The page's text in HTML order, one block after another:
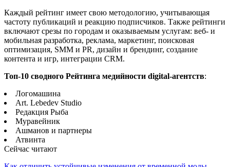
Каждый рейтинг имеет свою методологию, учитывающая
частоту публикаций и реакцию подписчиков. Также рейтинги
включают срезы по городам и оказываемым услугам: веб- и
мобильная разработка, реклама, маркетинг, поисковая
оптимизация, SMM и PR, дизайн и брендинг, создание
контента и игр, интеграции CRM.
Топ-10 сводного Рейтинга медийности digital-агентств:
Логомашина
Art. Lebedev Studio
Редакция Рыба
Муравейник
Ашманов и партнеры
Атвинта
Сейчас читают